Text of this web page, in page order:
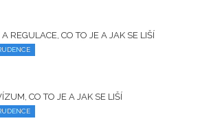
REGULACE, CO TO JE A JAK SE LIŠÍ
CO TO JE A JAK SE LIŠÍ